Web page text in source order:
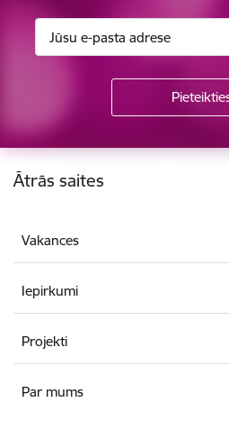
Kājene
Ātrās saites
Vakances
Iepirkumi
Projekti
Par mums